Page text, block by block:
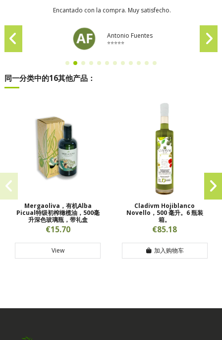
Encantado con la compra. Muy satisfecho.
Antonio Fuentes
⭐⭐⭐⭐⭐
同一分类中的16其他产品：
Mergaoliva，有机Alba
Picual特级初榨橄榄油，500毫
升深色玻璃瓶，带礼盒
€15.70
View
Cladivm Hojiblanco
Novello，500 毫升。6 瓶装
箱。
€85.18
加入购物车